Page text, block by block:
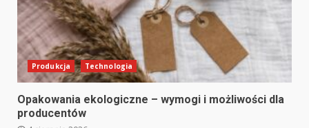
Produkcja Technologia
Opakowania ekologiczne – wymogi i możliwości dla
producentów